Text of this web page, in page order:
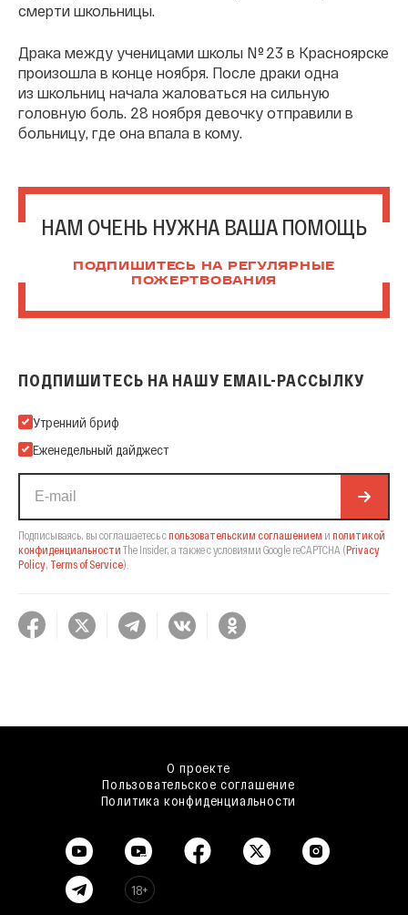
смерти школьницы.
Драка между ученицами школы № 23 в Красноярске
произошла в конце ноября. После драки одна
из школьниц начала жаловаться на сильную
головную боль. 28 ноября девочку отправили в
больницу, где она впала в кому.
НАМ ОЧЕНЬ НУЖНА ВАША ПОМОЩЬ
ПОДПИШИТЕСЬ НА РЕГУЛЯРНЫЕ
ПОЖЕРТВОВАНИЯ
ПОДПИШИТЕСЬ НА НАШУ EMAIL-РАССЫЛКУ
Подпишитесь на нашу Email-рассылку
Утренний бриф
Еженедельный дайджест
Подписываясь, вы соглашаетесь спользовательским соглашением и политикой
конфиденциальности The Insider, а также с условиями Google reCAPTCHA (Privacy
Policy, Terms of Service).
О проекте
Пользовательское соглашение
Политика конфиденциальности
18+